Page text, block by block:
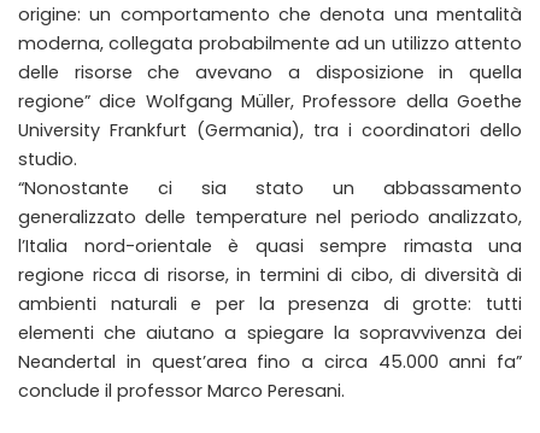
origine: un comportamento che denota una mentalità
moderna, collegata probabilmente ad un utilizzo attento
delle risorse che avevano a disposizione in quella
regione” dice Wolfgang Müller, Professore della Goethe
University Frankfurt (Germania), tra i coordinatori dello
studio.
“Nonostante ci sia stato un abbassamento
generalizzato delle temperature nel periodo analizzato,
l’Italia nord-orientale è quasi sempre rimasta una
regione ricca di risorse, in termini di cibo, di diversità di
ambienti naturali e per la presenza di grotte: tutti
elementi che aiutano a spiegare la sopravvivenza dei
Neandertal in quest’area fino a circa 45.000 anni fa”
conclude il professor Marco Peresani.